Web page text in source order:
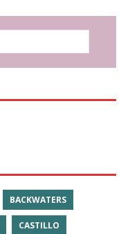
BACKWATERS
CASTILLO